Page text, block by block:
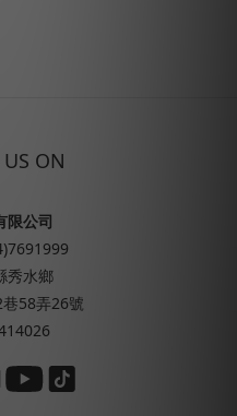
ON
限公司
秀水鄉
58弄26號